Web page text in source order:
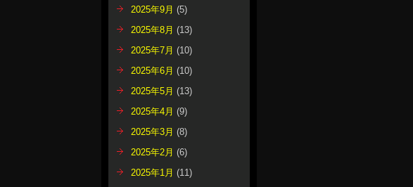
2025年9月 (5)
2025年8月 (13)
2025年7月 (10)
2025年6月 (10)
2025年5月 (13)
2025年4月 (9)
2025年3月 (8)
2025年2月 (6)
2025年1月 (11)